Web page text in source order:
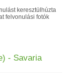
keresztülhúzta
felvonulási fotók
- Savaria